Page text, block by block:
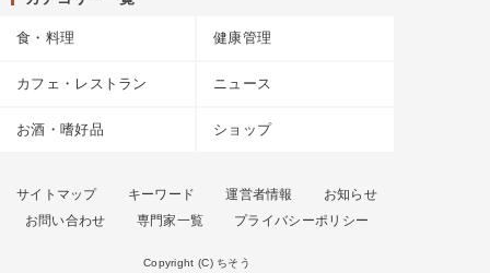
食・料理 健康管理
カフェ・レストラン ニュース
お酒・嗜好品 ショップ
サイトマップ キーワード 運営者情報
お知らせ
お問い合わせ
専門家一覧 プライバシーポリシー
Copyright (C) ちそう